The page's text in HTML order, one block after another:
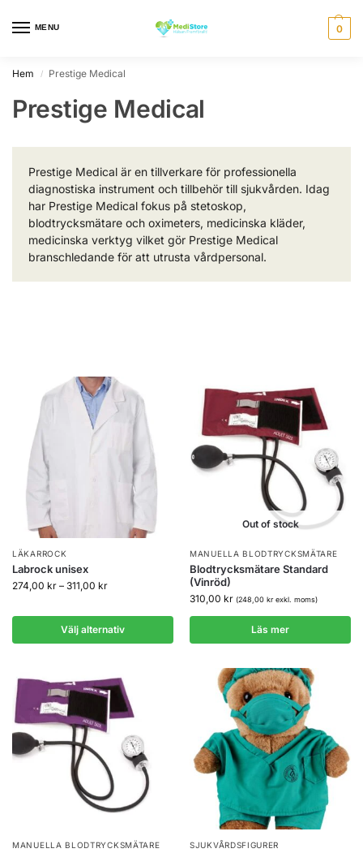
MENU 0
Hem / Prestige Medical
Prestige Medical
Prestige Medical är en tillverkare för professionella
diagnostiska instrument och tillbehör till sjukvården. Idag
har Prestige Medical fokus på stetoskop,
blodtrycksmätare och oximeters, medicinska kläder,
medicinska verktyg vilket gör Prestige Medical
branschledande för att utrusta vårdpersonal.
LÄKARROCK
Labrock unisex
274,00 kr – 311,00 kr
Välj alternativ
Out of stock
MANUELLA BLODTRYCKSMÄTARE
Blodtrycksmätare Standard
(Vinröd)
310,00 kr (248,00 krexkl. moms)
Läs mer
MANUELLA BLODTRYCKSMÄTARE SJUKVÅRDSFIGURER